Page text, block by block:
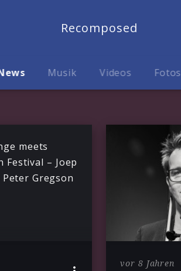
Recomposed
Musik Videos Fotos
meets
Festival – Joep
Gregson
vor 8 Jahren